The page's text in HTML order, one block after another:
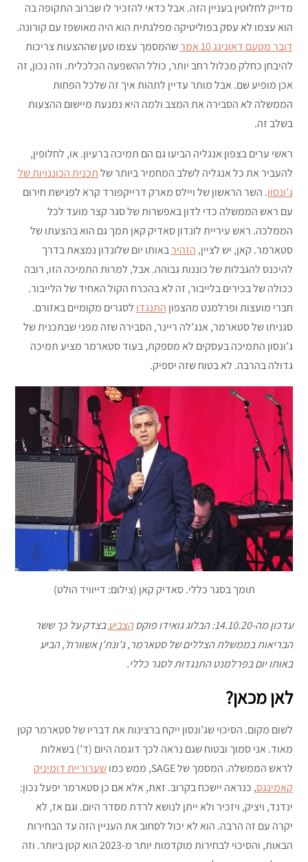
מדייק לחלוטין בעניין הזה. אבל כדאי להזכיר לו שברוב התקופה בה
הוא עצמו לא עסק בפוליטיקה מפלגתית הוא היה מאושפז עם קורונה.
דובר מטעם דאונינג 10 אמר
שהמסמך עצמו טען שההצעות צריכות
להיבחן כחלק מכלול רחב יותר, כולל ההשפעה הכלכלית. וזה נכון, זה
אכן מופיע שם. אבל מותר עדיין לתהות איך זה שלכל הפחות
הממשלה לא הסבירה את המצב ולמה היא נמנעת מיישום ההצעות
בשלב זה.
ראשי ערים בצפון אנגליה הביעו גם הם תמיכה ברעיון. או, לחלופין,
להעביר את כל אנגליה לשלב המחמיר ביותר שלתכנית הכוננויות של
ג’ונסון. השר הראשון של ויילס מארק דרייקפורד קרא לפגישת חירום
עם ראש הממשלה כדי לדון באפשרות של סגר קצר מועד לכל
הממלכה. ראש עיריית לונדון סאדיק קאן תמך גם הוא בהצעתו של
סטארמר. קאן, יש לציין, הזהירבאותו יום שלונדון נמצאת בדרך
להיכנס להגבלות של כוננות גבוהה. אבל, למרות התמיכה הזו, רובה
ככולה של בכירים בלייבור, זה לא בהכרח הקול האחיד של הלייבור.
חברי מועצות ופרלמנט מהצפון התנגדו לסגרים מקומיים באזורם.
סגניתו של סטארמר, אנג’לה ריינר, הסבירה שזה מפני שבתכנית של
ג’ונסון התמיכה בעסקים לא מספקת, בעוד סטארמר מציע תמיכה
גדולה בהרבה. לא בטוח שזה יספיק.
תומך בסגר כללי. סאדיק קאן (צילום: דייוויד הולט)
עדכון מה-14.10.20: הבלוג גואידו פוקס הצביעבצדק על כך ששר
הבריאות בממשלת הצללים של סטארמר, ג’ונת’ן אשוורת’, הביע
באותו יום בפרלמנט התנגדות לסגר כללי.
לאן מכאן?
לשום מקום. הסיכוי שג’ונסון ייקח ברצינות את דבריו של סטארמר קטן
מאוד. אני סמוך ובטוח שגם נראה לכך דוגמה היום (ד’) בשאלות
לראש הממשלה. המסמך של SAGE, ממש כמו
שערוריית דומיניק
קאמינגס, כנראה יישכח בקרוב. זאת, אלא אם כן סטארמר יפעל נכון:
ינדנד, ויציק, ויזכיר ולא ייתן לנושא לרדת מסדר היום. וגם אז, לא
יקרה עם זה הרבה. הוא לא יכול לסחוב את העניין הזה עד הבחירות
הבאות, והסיכוי לבחירות מוקדמות יותר מ-2023 הוא קטן ביותר. וזה